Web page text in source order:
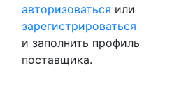
авторизоваться или
зарегистрироваться
и заполнить профиль
поставщика.